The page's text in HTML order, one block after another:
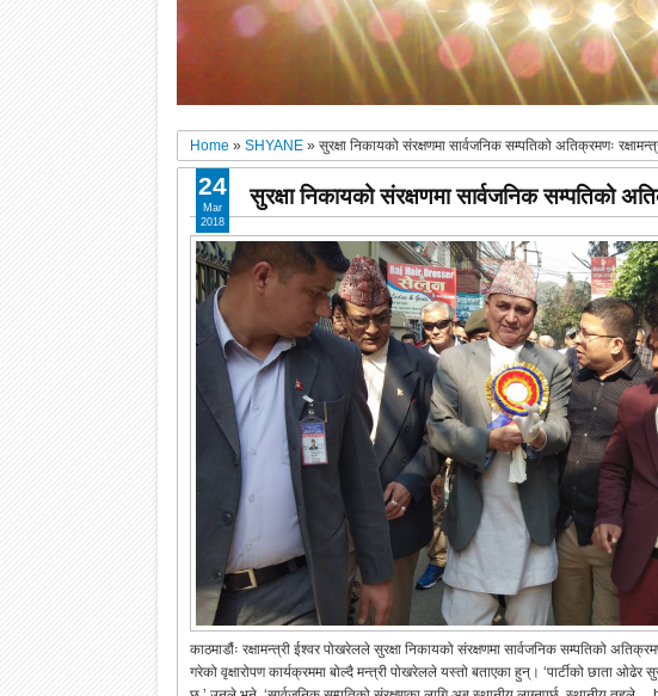
Home »SHYANE »सुरक्षा निकायको संरक्षणमा सार्वजनिक सम्पतिको अतिक्रमणः
सुरक्षा निकायको संरक्षणमा सार्वजनिक सम्पतिको
काठमाडौंः रक्षामन्त्री ईश्वर पोखरेलले सुरक्षा निकायको संरक्षणमा सार्वजनिक सम्पतिको
गरेको वृक्षारोपण कार्यक्रममा बोल्दै मन्त्री पोखरेलले यस्तो बताएका हुन्। ‘पार्टीको छाता
24
Mar
2018